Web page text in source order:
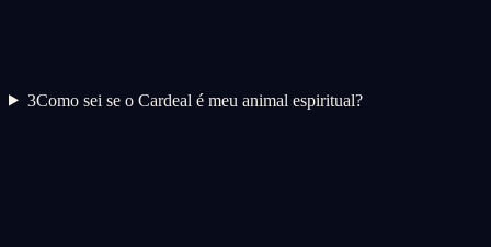
3Como sei se o Cardeal é meu animal espiritual?